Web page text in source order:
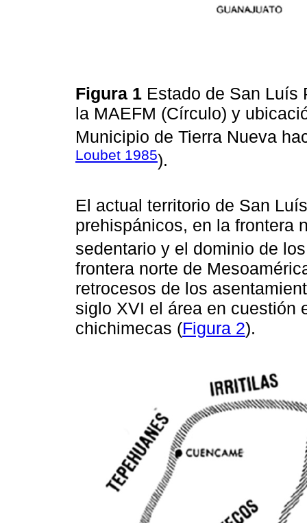
Figura 1 Estado de San Luís
la MAEFM (Círculo) y
Municipio de Tierra Nueva
Loubet 1985).
El actual territorio de San
prehispánicos, en la frontera
sedentario y el dominio de
frontera norte de
retrocesos de los
siglo XVI el área en cuestión
chichimecas (Figura 2).